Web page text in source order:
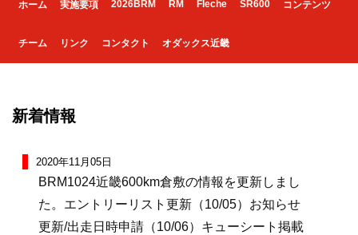
ホーム 実施要項 2026BRM RM Fleche SR600 コンテンツ
チーム リンク コンタクト オダックス近畿
新着情報
2020年11月05日
BRM1024近畿600km倉敷の情報を更新しまし
た。エントリーリスト更新（10/05）お知らせ
更新/出走日時申請（10/06）キューシート掲載